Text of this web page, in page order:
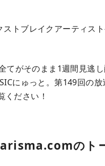
トブレイクアーティス
がそのまま1週間見逃し
にゅっと。第149回の放
ださい！
のト